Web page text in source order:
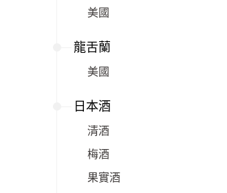
美國
龍舌蘭
美國
日本酒
清酒
梅酒
果實酒